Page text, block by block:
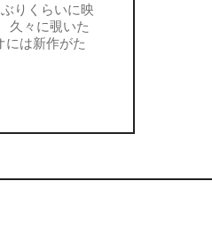
りくらいに映
久々に覗いた
には新作がた